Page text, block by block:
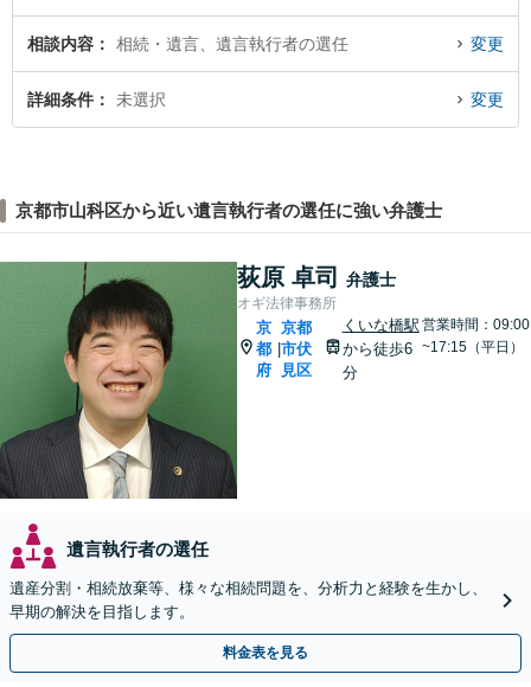
相談内容 相続・遺言、遺言執行者の選任 変更
詳細条件 未選択 変更
京都市山科区から近い遺言執行者の選任に強い弁護士
荻原 卓司 弁護士
オギ法律事務所
京
都
府
京都
市伏
見区
くいな橋駅
から徒歩6
分
営業時間：09:00
~17:15（平日）
遺言執行者の選任
遺産分割・相続放棄等、様々な相続問題を、分析力と経験を生かし、
早期の解決を目指します。
料金表を見る